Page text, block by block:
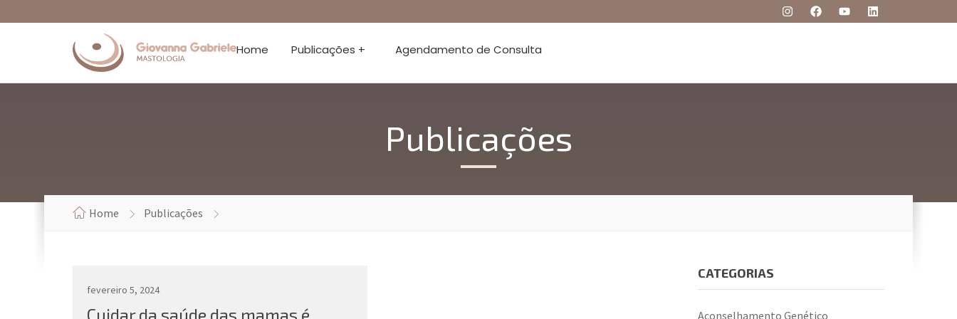
Home Publicações + Agendamento de Consulta
Publicações
Home Publicações
fevereiro 5, 2024
Cuidar da saúde das mamas é
CATEGORIAS
Aconselhamento Genético